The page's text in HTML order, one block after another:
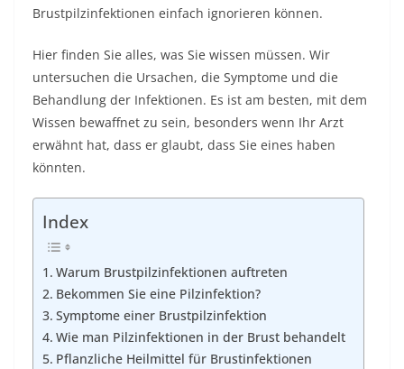
Brustpilzinfektionen einfach ignorieren können.
Hier finden Sie alles, was Sie wissen müssen. Wir
untersuchen die Ursachen, die Symptome und die
Behandlung der Infektionen. Es ist am besten, mit dem
Wissen bewaffnet zu sein, besonders wenn Ihr Arzt
erwähnt hat, dass er glaubt, dass Sie eines haben
könnten.
Index
Warum Brustpilzinfektionen auftreten
Bekommen Sie eine Pilzinfektion?
Symptome einer Brustpilzinfektion
Wie man Pilzinfektionen in der Brust behandelt
Pflanzliche Heilmittel für Brustinfektionen